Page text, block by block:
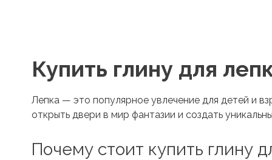
Купить глину для
Лепка — это популярное увлечение для детей и
открыть двери в мир фантазии и создать
Почему стоит купить глину